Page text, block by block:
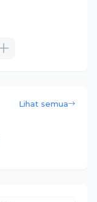
Lihat semua